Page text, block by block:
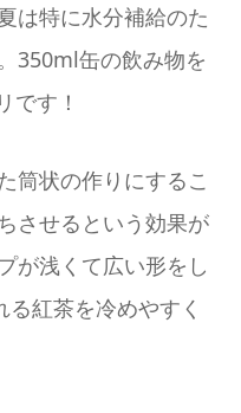
は特に水分補給のた
350ml缶の飲み物を
です！
筒状の作りにするこ
させるという効果が
が浅くて広い形をし
紅茶を冷めやすく